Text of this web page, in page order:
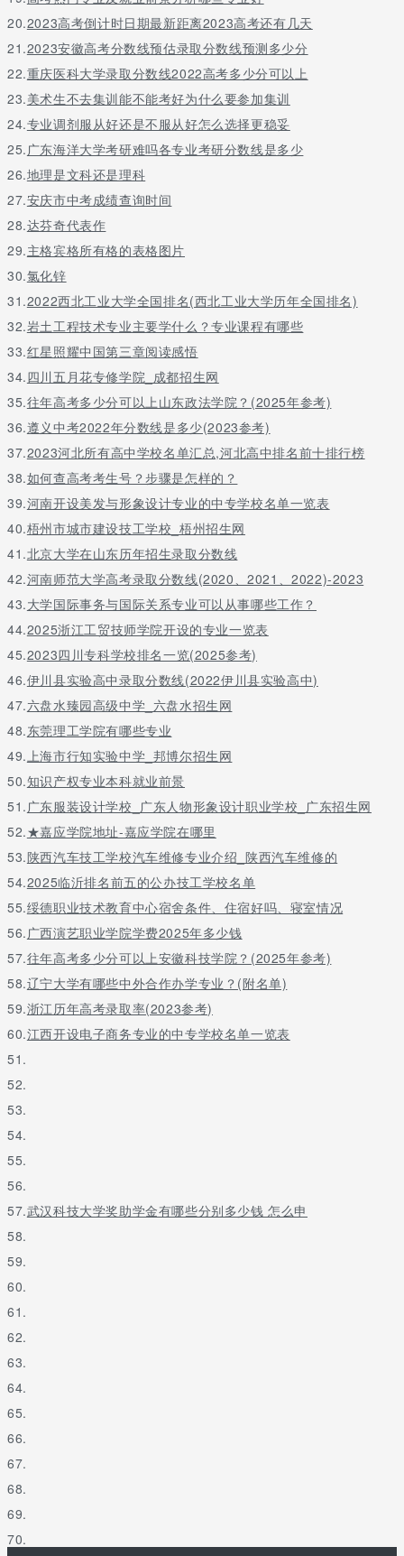
20.2023高考倒计时日期最新距离2023高考还有几天
21.2023安徽高考分数线预估录取分数线预测多少分
22.重庆医科大学录取分数线2022高考多少分可以上
23.美术生不去集训能不能考好为什么要参加集训
24.专业调剂服从好还是不服从好怎么选择更稳妥
25.广东海洋大学考研难吗各专业考研分数线是多少
26.地理是文科还是理科
27.安庆市中考成绩查询时间
28.达芬奇代表作
29.主格宾格所有格的表格图片
30.氯化锌
31.2022西北工业大学全国排名(西北工业大学历年全国排名)
32.岩土工程技术专业主要学什么？专业课程有哪些
33.红星照耀中国第三章阅读感悟
34.四川五月花专修学院_成都招生网
35.往年高考多少分可以上山东政法学院？(2025年参考)
36.遵义中考2022年分数线是多少(2023参考)
37.2023河北所有高中学校名单汇总,河北高中排名前十排行榜
38.如何查高考考生号？步骤是怎样的？
39.河南开设美发与形象设计专业的中专学校名单一览表
40.梧州市城市建设技工学校_梧州招生网
41.北京大学在山东历年招生录取分数线
42.河南师范大学高考录取分数线(2020、2021、2022)-2023
43.大学国际事务与国际关系专业可以从事哪些工作？
44.2025浙江工贸技师学院开设的专业一览表
45.2023四川专科学校排名一览(2025参考)
46.伊川县实验高中录取分数线(2022伊川县实验高中)
47.六盘水臻园高级中学_六盘水招生网
48.东莞理工学院有哪些专业
49.上海市行知实验中学_邦博尔招生网
50.知识产权专业本科就业前景
51.广东服装设计学校_广东人物形象设计职业学校_广东招生网
52.★嘉应学院地址-嘉应学院在哪里
53.陕西汽车技工学校汽车维修专业介绍_陕西汽车维修的
54.2025临沂排名前五的公办技工学校名单
55.绥德职业技术教育中心宿舍条件、住宿好吗、寝室情况
56.广西演艺职业学院学费2025年多少钱
57.往年高考多少分可以上安徽科技学院？(2025年参考)
58.辽宁大学有哪些中外合作办学专业？(附名单)
59.浙江历年高考录取率(2023参考)
60.江西开设电子商务专业的中专学校名单一览表
51.
52.
53.
54.
55.
56.
57.武汉科技大学奖助学金有哪些分别多少钱 怎么申
58.
59.
60.
61.
62.
63.
64.
65.
66.
67.
68.
69.
70.